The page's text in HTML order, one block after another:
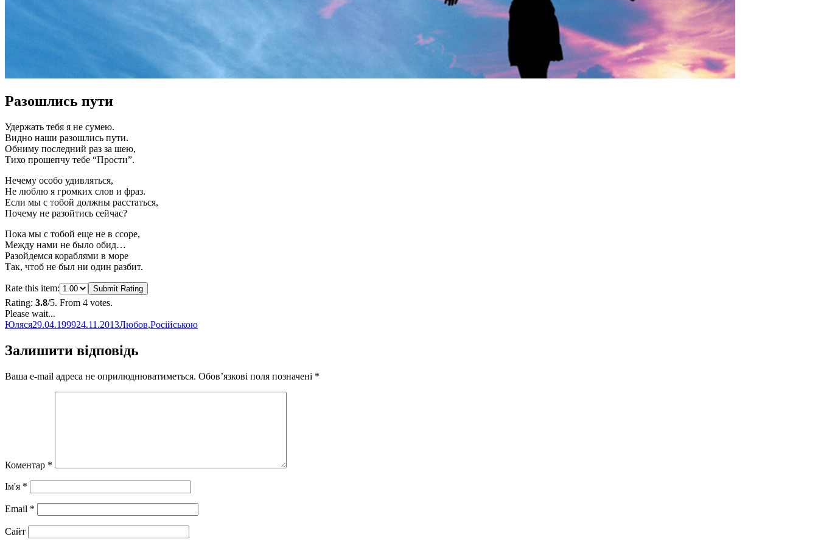
Разошлись пути
Удержать тебя я не сумею.
Видно наши разошлись пути.
Обниму последний раз за шею,
Тихо прошепчу тебе “Прости”.
Нечему особо удивляться,
Не люблю я громких слов и фраз.
Если мы с тобой должны расстаться,
Почему не разойтись сейчас?
Пока мы с тобой еще не в ссоре,
Между нами не было обид…
Разойдемся кораблями в море
Так, чтоб не был ни один разбит.
Rate this item: Submit Rating
Rating: 3.8/5. From 4 votes.
Please wait...
Автор
ЮлясяОприлюднено
29.04.199924.11.2013Категорії
Любов,Російською
Залишити відповідь
Ваша e-mail адреса не оприлюднюватиметься. Обов’язкові поля позначені *
Коментар *
Ім'я *
Email *
Сайт